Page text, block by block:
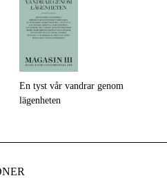
En tyst vår vandrar genom
lägenheten